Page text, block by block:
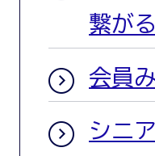
繋が
会員
シニ